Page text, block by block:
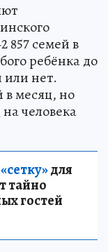
857 семей в
ребёнка до
или нет.
в месяц, но
человека
для
тайно
гостей